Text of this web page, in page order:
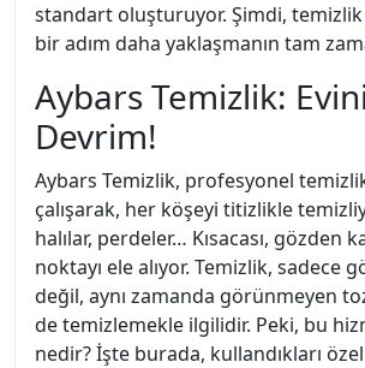
standart oluşturuyor. Şimdi,
bir adım daha yaklaşmanın tam
Aybars Temizlik:
Devrim!
Aybars Temizlik, profesyonel
çalışarak, her köşeyi titizlikle
halılar, perdeler… Kısacası, gözden
noktayı ele alıyor. Temizlik, sadece
değil, aynı zamanda görünmeyen
de temizlemekle ilgilidir. Peki, bu
nedir? İşte burada, kullandıkları